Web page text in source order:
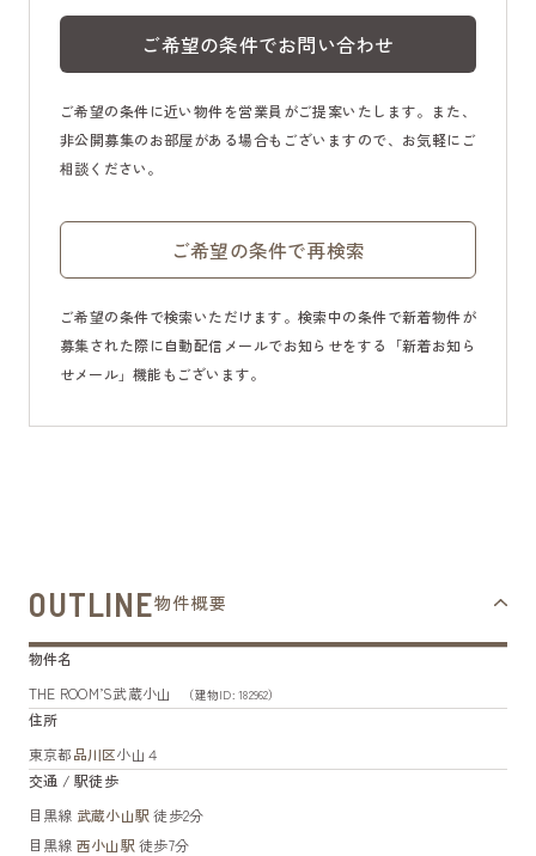
ご希望の条件でお問い合わせ
ご希望の条件に近い物件を営業員がご提案いたします。また、
非公開募集のお部屋がある場合もございますので、お気軽にご
相談ください。
ご希望の条件で再検索
ご希望の条件で検索いただけます。検索中の条件で新着物件が
募集された際に自動配信メールでお知らせをする「新着お知ら
せメール」機能もございます。
OUTLINE物件概要
物件名
THE ROOM’S武蔵小山
（建物ID: 182962）
住所
東京都品川区小山４
交通 / 駅徒歩
目黒線 武蔵小山駅 徒歩2分
目黒線 西小山駅 徒歩7分